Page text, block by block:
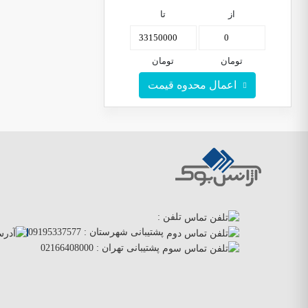
از
تومان
تا
تومان
اعمال محدوه قیمت
تلفن :
پشتیبانی شهرستان : 09195337577
پشتیبانی تهران : 02166408000